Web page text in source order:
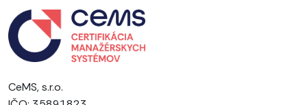
CeMS, s.r.o.